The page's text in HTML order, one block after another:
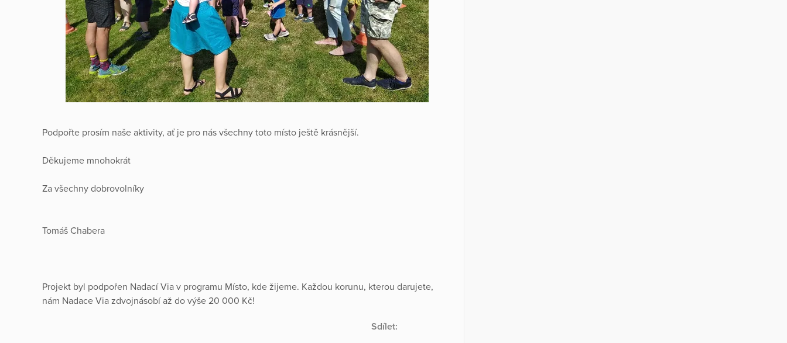
Podpořte prosím naše aktivity, ať je pro nás všechny toto místo ještě krásnější.
Děkujeme mnohokrát
Za všechny dobrovolníky
Tomáš Chabera
Projekt byl podpořen Nadací Via v programu Místo, kde žijeme. Každou korunu, kterou darujete,
nám Nadace Via zdvojnásobí až do výše 20 000 Kč!
Sdílet: